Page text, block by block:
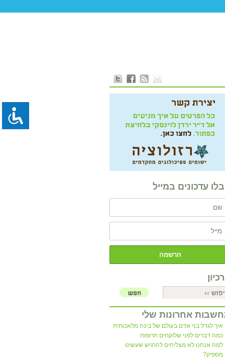
עדכונים במייל
אחרונות שלי
איך לגדל בני אדם בעולם של בינה מלאכותית
כמה דברים לפני שלוקחים תרופות
למה אנחנו לא מצליחים להרגיש שעשינו
מספיק?